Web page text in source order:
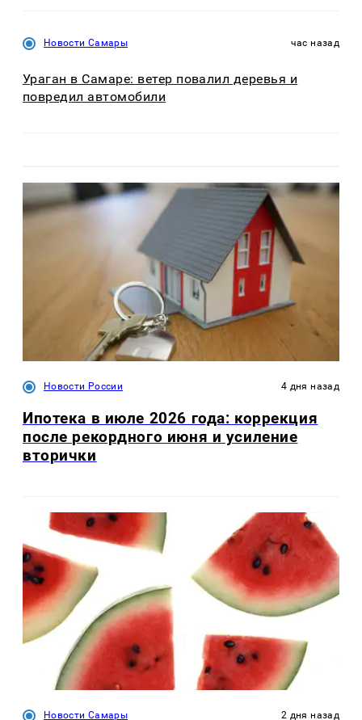
Новости Самары час назад
Ураган в Самаре: ветер повалил деревья и
повредил автомобили
Новости России 4 дня назад
Ипотека в июле 2026 года: коррекция
после рекордного июня и усиление
вторички
Новости Самары 2 дня назад